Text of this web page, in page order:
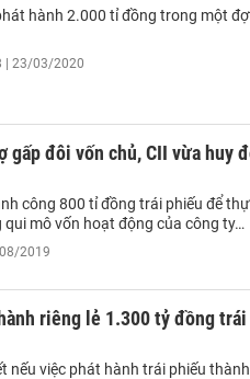
hành 2.000 tỉ đồng trong một
| 23/03/2020
gấp đôi vốn chủ, CII vừa huy
công 800 tỉ đồng trái phiếu để
mô vốn hoạt động của công ty…
2019
riêng lẻ 1.300 tỷ đồng
nếu việc phát hành trái phiếu